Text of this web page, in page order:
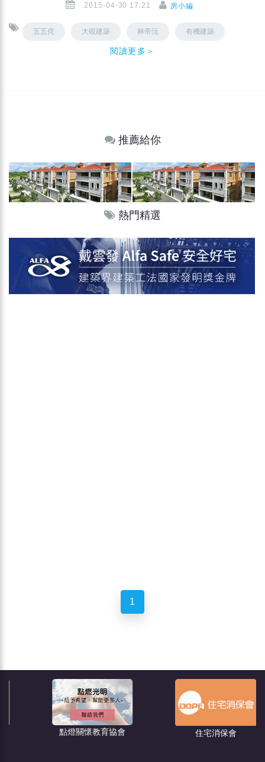
2015-04-30 17:21 房小編
五五侘 大硯建築 林帝沅 有機建築
閱讀更多＞
推薦給你
熱門精選
1
點燈關懷教育協會 住宅消保會